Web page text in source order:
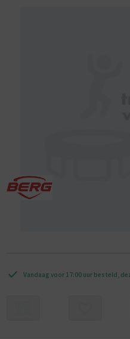
Vandaag voor 17:00 uur besteld,